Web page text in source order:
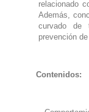
relacionado
Además,
curvado de
prevención
Contenidos: